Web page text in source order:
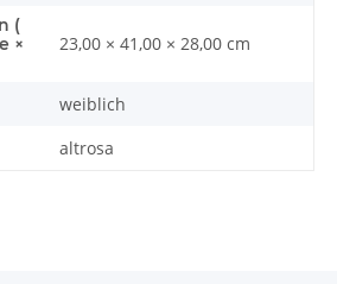
(
×
23,00 × 41,00 × 28,00 cm
weiblich
altrosa